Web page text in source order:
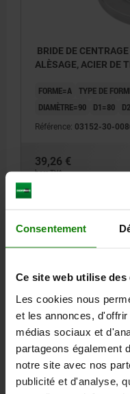
Consentement
Ce site web utilise des
Les cookies nous
et les annonces,
médias sociaux et
partageons également
notre site avec nos
publicité et d'analyse,
BRIDE DE
ALÈSAGE, ACIER DE
FORME=A TYPE DE
DIAMÈTRE=90
D1=80
Référence: 03152-30-
39,26 €
hors TVA
BRIDE DE
ALÈSAGE, ACIER DE
FORME=A TYPE DE